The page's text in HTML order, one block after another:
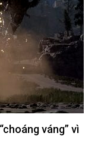
váng” vì